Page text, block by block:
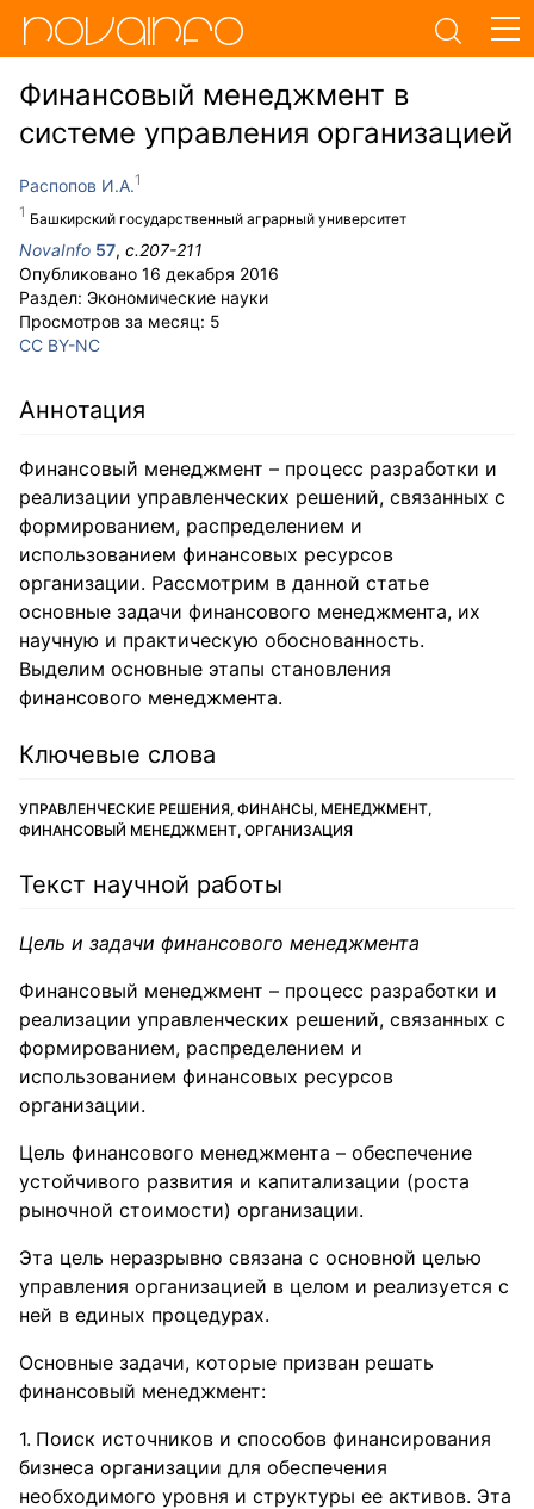
Финансовый менеджмент в
системе управления организацией
Распопов И.А.
Башкирский государственный аграрный университет
NovaInfo 57, с.207-211
Опубликовано 16 декабря 2016
Раздел: Экономические науки
Просмотров за месяц: 5
CC BY-NC
Аннотация
Финансовый менеджмент – процесс разработки и
реализации управленческих решений, связанных с
формированием, распределением и
использованием финансовых ресурсов
организации. Рассмотрим в данной статье
основные задачи финансового менеджмента, их
научную и практическую обоснованность.
Выделим основные этапы становления
финансового менеджмента.
Ключевые слова
УПРАВЛЕНЧЕСКИЕ РЕШЕНИЯ, ФИНАНСЫ, МЕНЕДЖМЕНТ,
ФИНАНСОВЫЙ МЕНЕДЖМЕНТ, ОРГАНИЗАЦИЯ
Текст научной работы
Цель и задачи финансового менеджмента
Финансовый менеджмент – процесс разработки и
реализации управленческих решений, связанных с
формированием, распределением и
использованием финансовых ресурсов
организации.
Цель финансового менеджмента – обеспечение
устойчивого развития и капитализации (роста
рыночной стоимости) организации.
Эта цель неразрывно связана с основной целью
управления организацией в целом и реализуется с
ней в единых процедурах.
Основные задачи, которые призван решать
финансовый менеджмент:
Поиск источников и способов финансирования
бизнеса организации для обеспечения
необходимого уровня и структуры ее активов. Эта